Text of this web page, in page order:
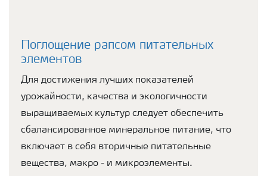
Поглощение рапсом питательных
элементов
Для достижения лучших показателей
урожайности, качества и экологичности
выращиваемых культур следует обеспечить
сбалансированное минеральное питание, что
включает в себя вторичные питательные
вещества, макро - и микроэлементы.